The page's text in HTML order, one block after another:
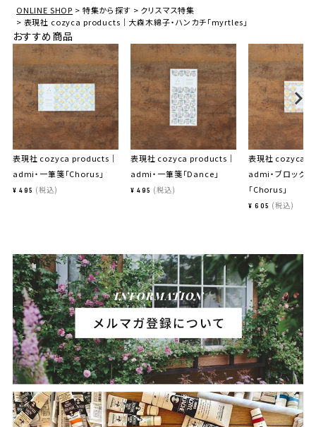
ONLINE SHOP
特集から探す
クリスマス特集
表現社 cozyca products｜大森木綿子・ハンカチ「myrtles」
おすすめ商品
表現社 cozyca products｜
admi・一筆箋「Chorus」
¥ 495 税込
表現社 cozyca products｜
admi・一筆箋「Dance」
¥ 495 税込
表現社 cozyca
admi・ブロックメ
「Chorus」
¥ 605 税込